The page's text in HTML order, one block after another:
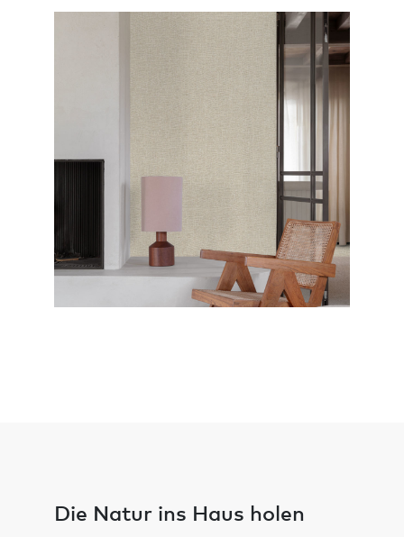
Die Natur ins Haus holen